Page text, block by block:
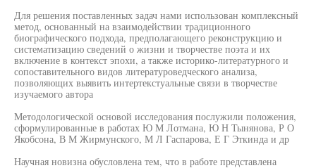
Для решения поставленных задач нами использован комплексный
метод, основанный на взаимодействии традиционного
биографического подхода, предполагающего реконструкцию и
систематизацию сведений о жизни и творчестве поэта и их
включение в контекст эпохи, а также историко-литературного и
сопоставительного видов литературоведческого анализа,
позволяющих выявить интертекстуальные связи в творчестве
изучаемого автора
Методологической основой исследования послужили положения,
сформулированные в работах Ю М Лотмана, Ю Н Тынянова, Р О
Якобсона, В М Жирмунского, М Л Гаспарова, Е Г Эткинда и др
Научная новизна обусловлена тем, что в работе представлена